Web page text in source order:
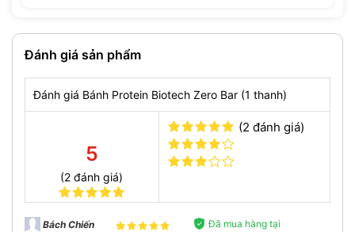
Đánh giá sản phẩm
Đánh giá Bánh Protein Biotech Zero Bar (1 thanh)
5
(2 đánh giá)
(2 đánh giá)
Bách Chiến
Đã mua hàng tại